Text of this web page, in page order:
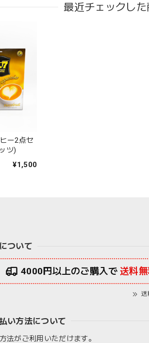
最近チェックし
ー2点セ
ツ)
¥1,500
ついて
4000円以上のご購入で 送料
送
い方法について
法がご利用いただけます。